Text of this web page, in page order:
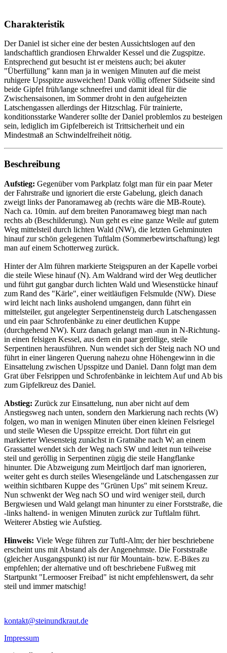
Charakteristik
Der Daniel ist sicher eine der besten Aussichtslogen auf den
landschaftlich grandiosen Ehrwalder Kessel und die Zugspitze.
Entsprechend gut besucht ist er meistens auch; bei akuter
"Überfüllung" kann man ja in wenigen Minuten auf die meist
ruhigere Upsspitze ausweichen! Dank völlig offener Südseite sind
beide Gipfel früh/lange schneefrei und damit ideal für die
Zwischensaisonen, im Sommer droht in den aufgeheizten
Latschengassen allerdings der Hitzschlag. Für trainierte,
konditionsstarke Wanderer sollte der Daniel problemlos zu besteigen
sein, lediglich im Gipfelbereich ist Trittsicherheit und ein
Mindestmaß an Schwindelfreiheit nötig.
Beschreibung
Aufstieg: Gegenüber vom Parkplatz folgt man für ein paar Meter
der Fahrstraße und ignoriert die erste Gabelung, gleich danach
zweigt links der Panoramaweg ab (rechts wäre die MB-Route).
Nach ca. 10min. auf dem breiten Panoramaweg biegt man nach
rechts ab (Beschilderung). Nun geht es eine ganze Weile auf gutem
Weg mittelsteil durch lichten Wald (NW), die letzten Gehminuten
hinauf zur schön gelegenen Tuftlalm (Sommerbewirtschaftung) legt
man auf einem Schotterweg zurück.
Hinter der Alm führen markierte Steigspuren an der Kapelle vorbei
die steile Wiese hinauf (N). Am Waldrand wird der Weg deutlicher
und führt gut gangbar durch lichten Wald und Wiesenstücke hinauf
zum Rand des "Kärle", einer weitläufigen Felsmulde (NW). Diese
wird leicht nach links ausholend umgangen, dann führt ein
mittelsteiler, gut angelegter Serpentinensteig durch Latschengassen
und ein paar Schrofenbänke zu einer deutlichen Kuppe
(durchgehend NW). Kurz danach gelangt man -nun in N-Richtung-
in einen felsigen Kessel, aus dem ein paar geröllige, steile
Serpentinen herausführen. Nun wendet sich der Steig nach NO und
führt in einer längeren Querung nahezu ohne Höhengewinn in die
Einsattelung zwischen Upsspitze und Daniel. Dann folgt man dem
Grat über Felsrippen und Schrofenbänke in leichtem Auf und Ab bis
zum Gipfelkreuz des Daniel.
Abstieg: Zurück zur Einsattelung, nun aber nicht auf dem
Anstiegsweg nach unten, sondern den Markierung nach rechts (W)
folgen, wo man in wenigen Minuten über einen kleinen Felsriegel
und steile Wiesen die Upsspitze erreicht. Dort führt ein gut
markierter Wiesensteig zunächst in Gratnähe nach W; an einem
Grassattel wendet sich der Weg nach SW und leitet nun teilweise
steil und geröllig in Serpentinen zügig die steile Hangflanke
hinunter. Die Abzweigung zum Meirtljoch darf man ignorieren,
weiter geht es durch steiles Wiesengelände und Latschengassen zur
weithin sichtbaren Kuppe des "Grünen Ups" mit seinem Kreuz.
Nun schwenkt der Weg nach SO und wird weniger steil, durch
Bergwiesen und Wald gelangt man hinunter zu einer Forststraße, die
-links haltend- in wenigen Minuten zurück zur Tuftlalm führt.
Weiterer Abstieg wie Aufstieg.
Hinweis: Viele Wege führen zur Tuftl-Alm; der hier beschriebene
erscheint uns mit Abstand als der Angenehmste. Die Forststraße
(gleicher Ausgangspunkt) ist nur für Mountain- bzw. E-Bikes zu
empfehlen; der alternative und oft beschriebene Fußweg mit
Startpunkt "Lermooser Freibad" ist nicht empfehlenswert, da sehr
steil und immer matschig!
kontakt@steinundkraut.de
Impressum